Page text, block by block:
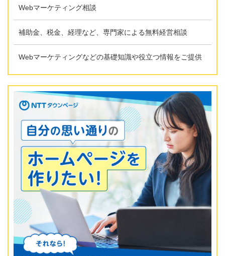
Webマーケティング相談
補助金、税金、経理など、専門家による無料経営相談
Webマーケティングなどの基礎知識や役立つ情報をご提供